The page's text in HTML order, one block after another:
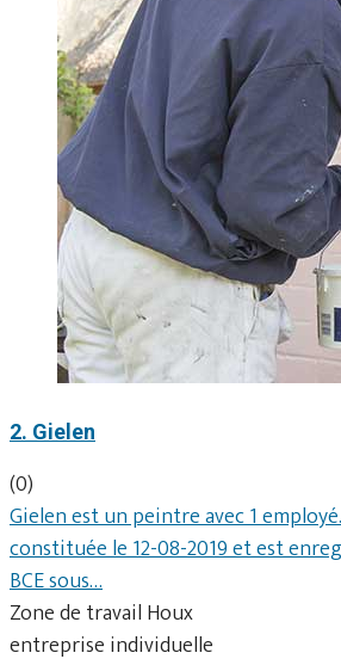
2. Gielen
(0)
Gielen est un peintre avec 1
constituée le 12-08-2019 et est
BCE sous…
Zone de travail Houx
entreprise individuelle